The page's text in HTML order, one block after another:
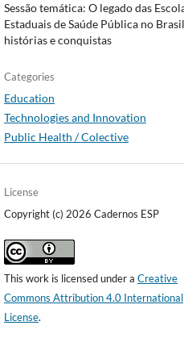
Sessão temática: O legado das
Estaduais de Saúde Pública no
histórias e conquistas
Categories
Education
Technologies and Innovation
Public Health / Colective
License
Copyright (c) 2026 Cadernos ESP
This work is licensed under aCreative
Commons Attribution 4.0 International
License.